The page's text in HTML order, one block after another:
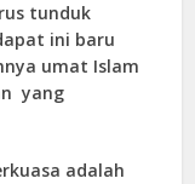
tunduk
ini baru
umat Islam
yang
adalah